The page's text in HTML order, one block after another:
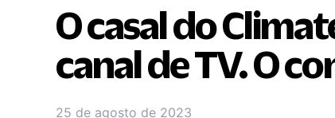
O casal do
canal de TV. O
25 de agosto de 2023